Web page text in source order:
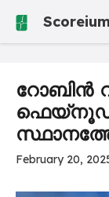
Scoreium
റോബിൻ
February 20,